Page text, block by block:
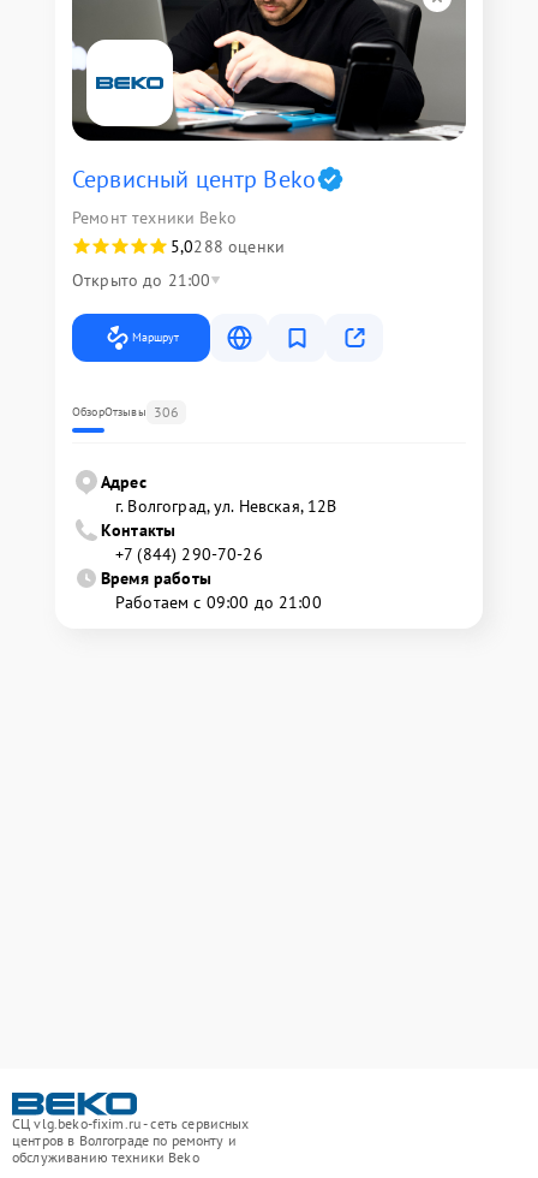
Сервисный центр Beko
Ремонт техники Beko
5,0288 оценки
Открыто до 21:00
Маршрут
ОбзорОтзывы 306
Адрес
г. Волгоград, ул. Невская, 12В
Контакты
+7 (844) 290-70-26
Время работы
Работаем с 09:00 до 21:00
СЦ vlg.beko-fixim.ru - сеть сервисных
центров в Волгограде по ремонту и
обслуживанию техники Beko